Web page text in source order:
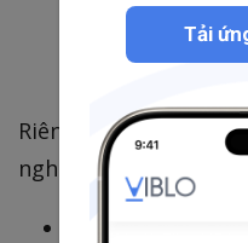
Riêng Linus
nghệ hai lần.
Tải